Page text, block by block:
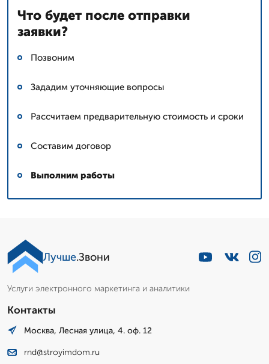
Что будет после отправки
заявки?
Позвоним
Зададим уточняющие вопросы
Рассчитаем предварительную стоимость и сроки
Составим договор
Выполним работы
Лучше.Звони
Услуги электронного маркетинга и аналитики
Контакты
Москва, Лесная улица, 4. оф. 12
rnd@stroyimdom.ru